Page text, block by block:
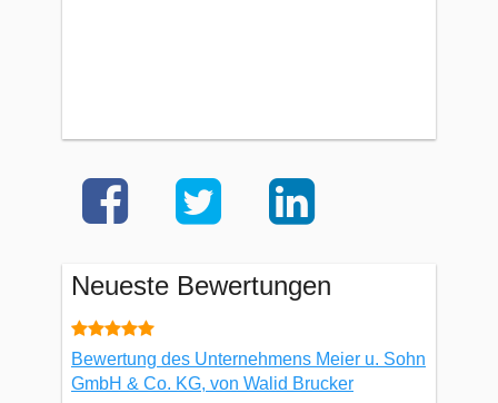
Neueste Bewertungen
Bewertung des Unternehmens Meier u. Sohn
GmbH & Co. KG, von Walid Brucker